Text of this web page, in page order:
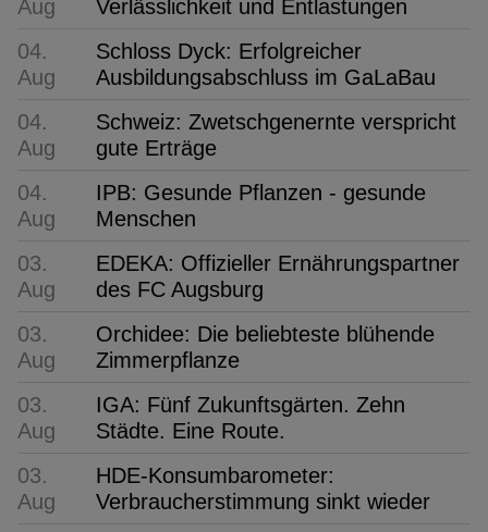
Aug
Verlässlichkeit und Entlastungen
04.
Aug
Schloss Dyck: Erfolgreicher
Ausbildungsabschluss im GaLaBau
04.
Aug
Schweiz: Zwetschgenernte verspricht
gute Erträge
04.
Aug
IPB: Gesunde Pflanzen - gesunde
Menschen
03.
Aug
EDEKA: Offizieller Ernährungspartner
des FC Augsburg
03.
Aug
Orchidee: Die beliebteste blühende
Zimmerpflanze
03.
Aug
IGA: Fünf Zukunftsgärten. Zehn
Städte. Eine Route.
03.
Aug
HDE-Konsumbarometer:
Verbraucherstimmung sinkt wieder